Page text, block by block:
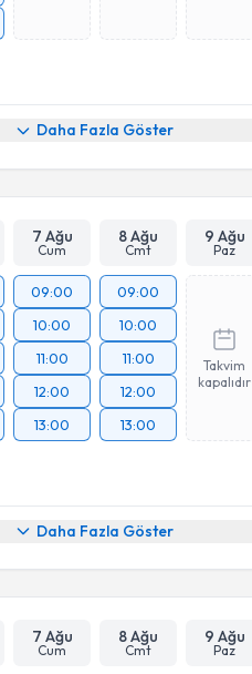
Daha Fazla Göster
7 Ağu
Cum
8 Ağu
Cmt
9 Ağu
Paz
09:00
10:00
11:00
12:00
13:00
09:00
10:00
11:00
12:00
13:00
Takvim
kapalıdır
Daha Fazla Göster
7 Ağu
Cum
8 Ağu
Cmt
9 Ağu
Paz